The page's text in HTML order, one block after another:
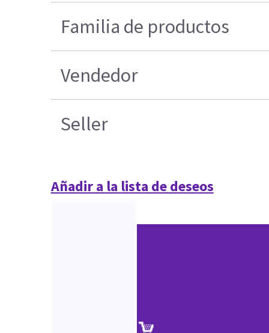
Familia de productos
Vendedor
Seller
Añadir a la lista de deseos